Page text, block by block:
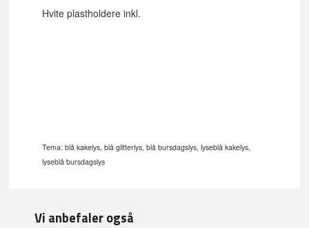
Hvite plastholdere inkl.
Tema: blå kakelys, blå glitterlys, blå bursdagslys, lyseblå kakelys,
lyseblå bursdagslys
Vi anbefaler også